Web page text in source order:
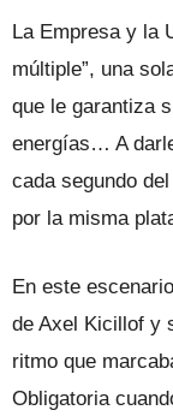
La Empresa y la
múltiple”, una
que le garantiza
energías… A
cada segundo
por la misma
En este
de Axel Kicillof y
ritmo que
Obligatoria